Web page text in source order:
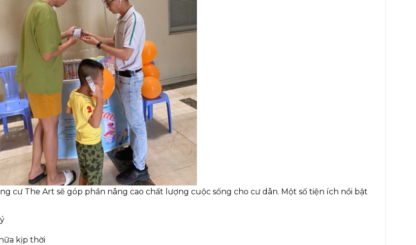
cư The Art sẽ góp phần nâng cao chất lượng cuộc sống cho cư dân. Một số tiện ích nổi bật
kịp thời